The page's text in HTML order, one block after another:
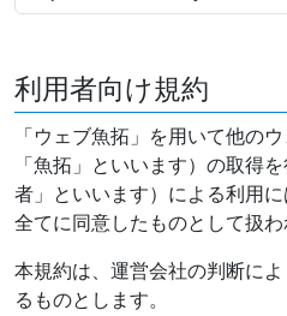
利用者向け規約
「ウェブ魚拓」を用いて他の
「魚拓」といいます）の取得
者」といいます）による利用
全てに同意したものとして扱わ
本規約は、運営会社の判断に
るものとします。